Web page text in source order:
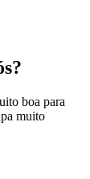
boa para
muito